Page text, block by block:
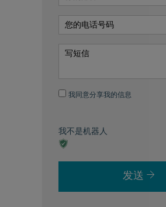
email
Your
phone
no
Write
message
I
my
information
我同意分享我的信息
我不是机器人
发送